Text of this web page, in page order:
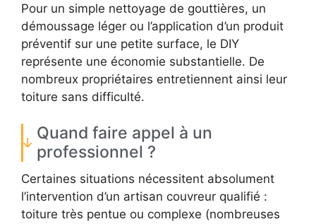
Pour un simple nettoyage de gouttières, un
démoussage léger ou l’application d’un produit
préventif sur une petite surface, le DIY
représente une économie substantielle. De
nombreux propriétaires entretiennent ainsi leur
toiture sans difficulté.
Quand faire appel à un
professionnel ?
Certaines situations nécessitent absolument
l’intervention d’un artisan couvreur qualifié :
toiture très pentue ou complexe (nombreuses